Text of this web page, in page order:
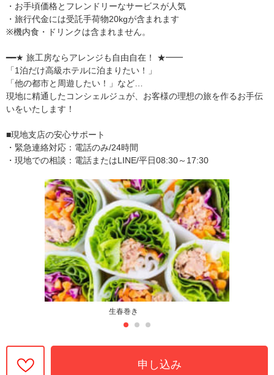
・お手頃価格とフレンドリーなサービスが人気
・旅行代金には受託手荷物20kgが含まれます
※機内食・ドリンクは含まれません。
━━★ 旅工房ならアレンジも自由自在！ ★━━
「1泊だけ高級ホテルに泊まりたい！」
「他の都市と周遊したい！」など…
現地に精通したコンシェルジュが、お客様の理想の旅を作るお手伝
いをいたします！
■現地支店の安心サポート
・緊急連絡対応：電話のみ/24時間
・現地での相談：電話またはLINE/平日08:30～17:30
生春巻き
申し込み